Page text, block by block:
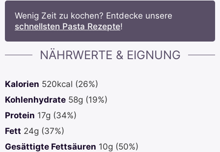
Wenig Zeit zu kochen? Entdecke unsere
schnellsten Pasta Rezepte!
NÄHRWERTE & EIGNUNG
Kalorien 520kcal (26%)
Kohlenhydrate 58g (19%)
Protein 17g (34%)
Fett 24g (37%)
Gesättigte Fettsäuren 10g (50%)